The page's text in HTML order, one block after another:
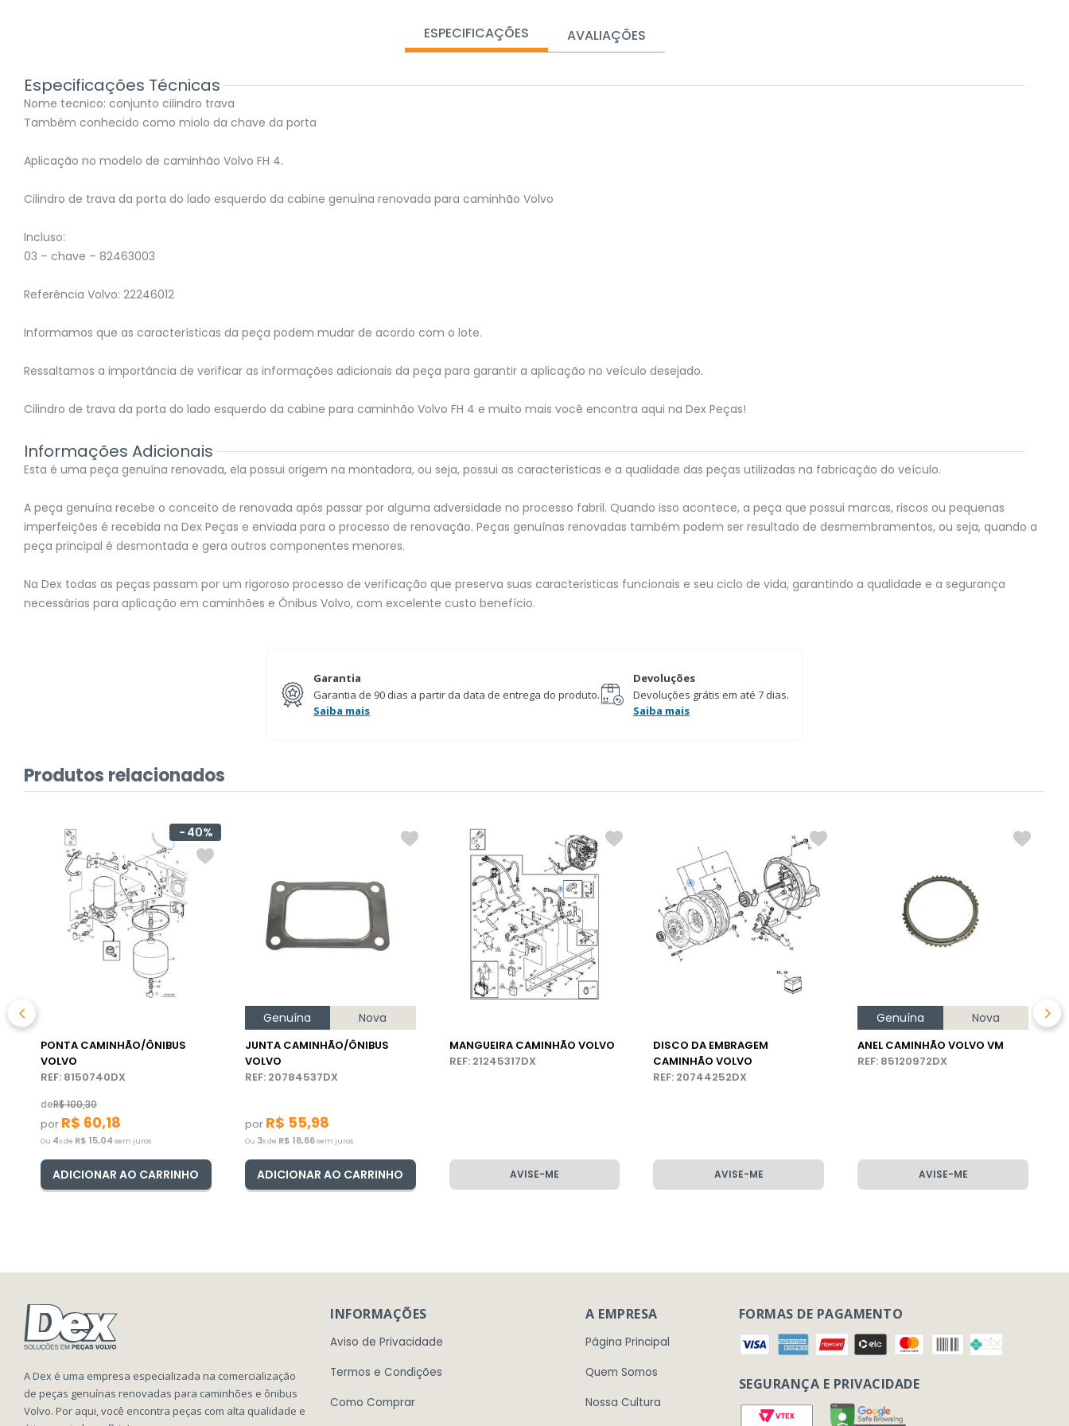
ESPECIFICAÇÕES AVALIAÇÕES
Especificações Técnicas
Nome tecnico: conjunto cilindro trava
Também conhecido como miolo da chave da porta
Aplicação no modelo de caminhão Volvo FH 4.
Cilindro de trava da porta do lado esquerdo da cabine genuína renovada para caminhão Volvo
Incluso:
03 – chave – 82463003
Referência Volvo: 22246012
Informamos que as características da peça podem mudar de acordo com o lote.
Ressaltamos a importância de verificar as informações adicionais da peça para garantir a aplicação no veículo desejado.
Cilindro de trava da porta do lado esquerdo da cabine para caminhão Volvo FH 4 e muito mais você encontra aqui na Dex Peças!
Informações Adicionais
Esta é uma peça genuína renovada, ela possui origem na montadora, ou seja, possui as características e a qualidade das peças utilizadas na fabricação do veículo.
A peça genuína recebe o conceito de renovada após passar por alguma adversidade no processo fabril. Quando isso acontece, a peça que possui marcas, riscos ou pequenas
imperfeições é recebida na Dex Peças e enviada para o processo de renovação. Peças genuínas renovadas também podem ser resultado de desmembramentos, ou seja, quando a
peça principal é desmontada e gera outros componentes menores.
Na Dex todas as peças passam por um rigoroso processo de verificação que preserva suas caracteristicas funcionais e seu ciclo de vida, garantindo a qualidade e a segurança
necessárias para aplicação em caminhões e Ônibus Volvo, com excelente custo benefício.
Garantia
Garantia de 90 dias a partir da data de entrega do produto.
Saiba mais
Devoluções
Devoluções grátis em até 7 dias.
Saiba mais
Produtos relacionados
40%
PONTA CAMINHÃO/ÔNIBUS
VOLVO
REF: 8150740DX
deR$100,30
por R$ 60,18
Ou 4x de R$ 15,04 sem juros
ADICIONAR AO CARRINHO
Genuína Nova
JUNTA CAMINHÃO/ÔNIBUS
VOLVO
REF: 20784537DX
por R$ 55,98
Ou 3x de R$ 18,66sem juros
ADICIONAR AO CARRINHO
MANGUEIRA CAMINHÃO VOLVO
REF: 21245317DX
AVISE-ME
DISCO DA EMBRAGEM
CAMINHÃO VOLVO
REF: 20744252DX
AVISE-ME
Genuína Nova
ANEL CAMINHÃO VOLVO VM
REF: 85120972DX
AVISE-ME
A Dex é uma empresa especializada na comercialização
de peças genuínas renovadas para caminhões e ônibus
Volvo. Por aqui, você encontra peças com alta qualidade e
INFORMAÇÕES
Aviso de Privacidade
Termos e Condições
Como Comprar
A EMPRESA
Página Principal
Quem Somos
Nossa Cultura
FORMAS DE PAGAMENTO
SEGURANÇA E PRIVACIDADE